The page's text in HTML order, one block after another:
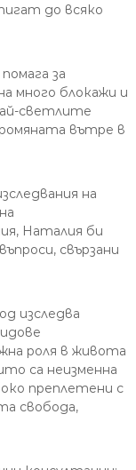
до всяко
за
много блокажи и
светлите
вътре в
на
Наталия би
свързани
изследва
роля в живота
са неизменна
преплетени с
свобода,